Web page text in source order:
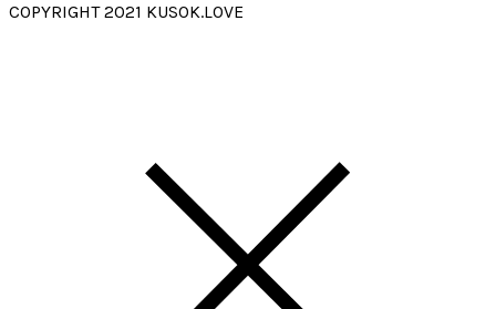
COPYRIGHT 2021 KUSOK.LOVE